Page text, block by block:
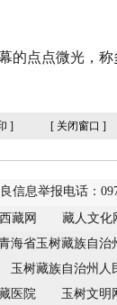
点点微光，称
] [ 关闭窗口 ]
信息举报电话：
藏网 藏人文化
海省玉树藏族自治
玉树藏族自治州人
医院 玉树文明